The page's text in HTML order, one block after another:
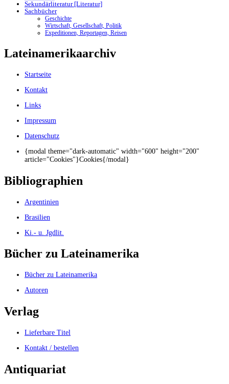
Sekundärliteratur [Literatur]
Sachbücher
Geschichte
Wirtschaft, Gesellschaft, Politik
Expeditionen, Reportagen, Reisen
Lateinamerikaarchiv
Startseite
Kontakt
Links
Impressum
Datenschutz
{modal theme="dark-automatic" width="600" height="200"
article="Cookies"}Cookies{/modal}
Bibliographien
Argentinien
Brasilien
Ki.- u. Jgdlit.
Bücher zu Lateinamerika
Bücher zu Lateinamerika
Autoren
Verlag
Lieferbare Titel
Kontakt / bestellen
Antiquariat